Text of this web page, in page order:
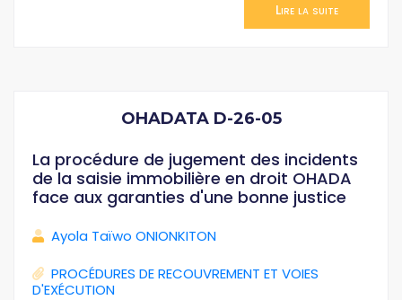
Lire la suite
OHADATA D-26-05
La procédure de jugement des incidents
de la saisie immobilière en droit OHADA
face aux garanties d'une bonne justice
Ayola Taïwo ONIONKITON
PROCÉDURES DE RECOUVREMENT ET VOIES
D'EXÉCUTION